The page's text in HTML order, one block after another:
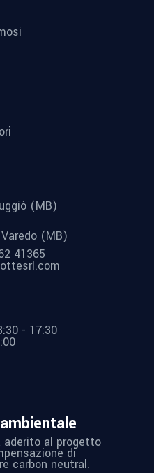
(MB)
(MB)
41365
- 17:30
aderito al progetto
di
carbon neutral.